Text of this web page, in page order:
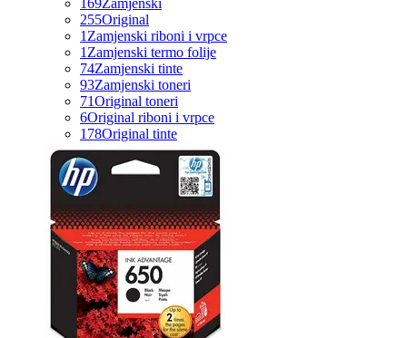
169Zamjenski
255Original
1 Zamjenski riboni i vrpce
1 Zamjenski termo folije
74Zamjenski tinte
93Zamjenski toneri
71Original toneri
6Original riboni i vrpce
178Original tinte